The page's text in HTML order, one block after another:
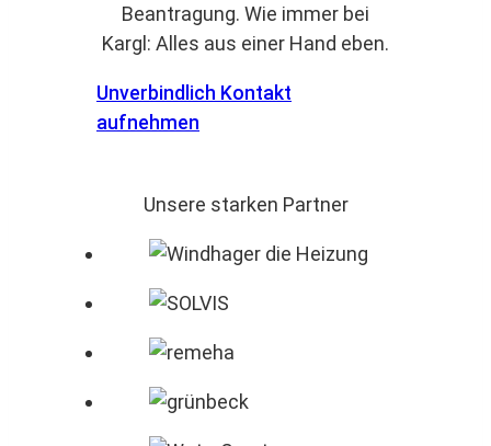
Beantragung. Wie immer bei
Kargl: Alles aus einer Hand eben.
Unverbindlich Kontakt
aufnehmen
Unsere starken Partner